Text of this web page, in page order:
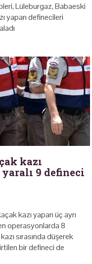
Lüleburgaz, Babaeski
yapan definecileri
kazı
9 defineci
kazı yapan üç ayrı
operasyonlarda 8
sırasında düşerek
bir defineci de